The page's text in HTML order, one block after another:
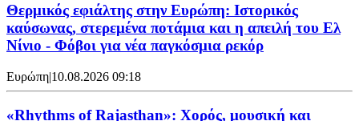
Θερμικός εφιάλτης στην Ευρώπη: Ιστορικός
καύσωνας, στερεμένα ποτάμια και η απειλή του Ελ
Νίνιο - Φόβοι για νέα παγκόσμια ρεκόρ
Ευρώπη|10.08.2026 09:18
«Rhythms of Rajasthan»: Χορός, μουσική και